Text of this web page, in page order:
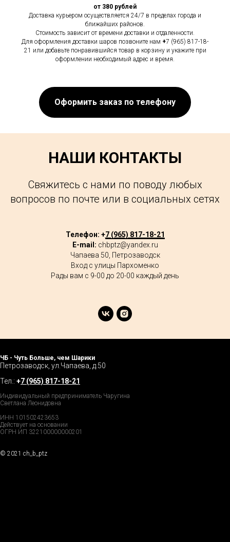
от 380 рублей
Доставка курьером осуществляется 24/7 в пределах города и
ближайших районов.
Стоимость зависит от времени доставки и отдаленности.
Для оформления доставки шаров позвоните нам +7 (965) 817-18-
21 или добавьте понравившийся товар в корзину и укажите при
оформлении необходимый адрес и время.
Оформить заказ по телефону
НАШИ КОНТАКТЫ
Свяжитесь с нами по поводу любых
вопросов по почте или в социальных сетях
Телефон: +7 (965) 817-18-21
E-mail: chbptz@yandex.ru
Чапаева 50, Петрозаводск
Вход с улицы Пархоменко
Рады вам с 9-00 до 20-00 каждый день
ЧБ - Чуть Больше, чем Шарики
Петрозаводск, ул.Чапаева, д.50
Тел.: +7 (965) 817-18-21
Индивидуальный предприниматель Чаругина
Светлана Леонидовна
ИНН 101502423653
Действует на основании
ОГРН ИП 322100000000201
© 2021 ch_b_ptz